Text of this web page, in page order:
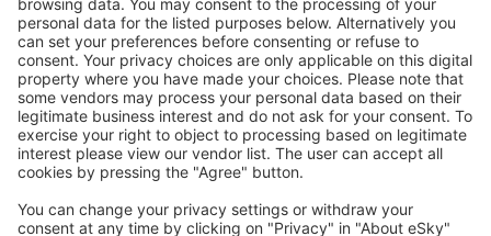
Stáhněte si naši aplikacia plánujte své cesty
pohodlně